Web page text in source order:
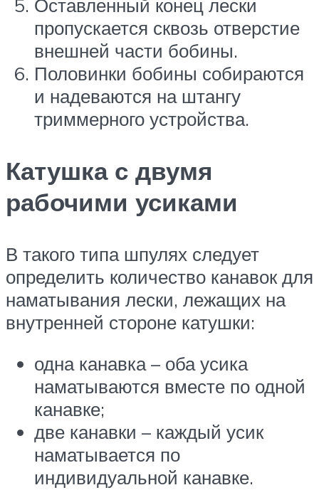
Оставленный конец лески
пропускается сквозь отверстие
внешней части бобины.
Половинки бобины собираются
и надеваются на штангу
триммерного устройства.
Катушка с двумя
рабочими усиками
В такого типа шпулях следует
определить количество канавок для
наматывания лески, лежащих на
внутренней стороне катушки:
одна канавка – оба усика
наматываются вместе по одной
канавке;
две канавки – каждый усик
наматывается по
индивидуальной канавке.